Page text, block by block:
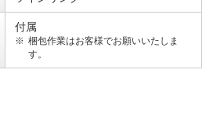
付属
梱包作業はお客様でお願いいたしま
す。